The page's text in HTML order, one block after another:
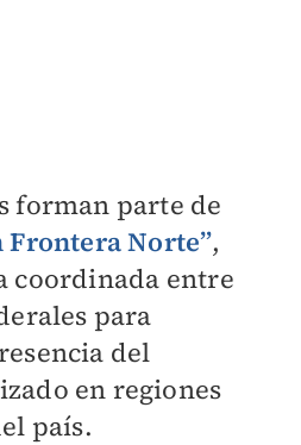
forman parte de
Frontera Norte”,
coordinada entre
para
del
en regiones
país.